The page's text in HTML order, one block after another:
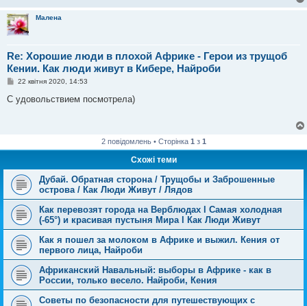
Малена
Re: Хорошие люди в плохой Африке - Герои из трущоб
Кении. Как люди живут в Кибере, Найроби
П
в
і
я
22 квітня 2020, 14:53
С удовольствием посмотрела)
2 повідомлень • Сторінка 1 з 1
Схожі теми
Дубай. Обратная сторона / Трущобы и Заброшенные
острова / Как Люди Живут / Лядов
Как перевозят города на Верблюдах l Самая холодная
(-65°) и красивая пустыня Мира l Как Люди Живут
Как я пошел за молоком в Африке и выжил. Кения от
первого лица, Найроби
Африканский Навальный: выборы в Африке - как в
России, только весело. Найроби, Кения
Советы по безопасности для путешествующих с